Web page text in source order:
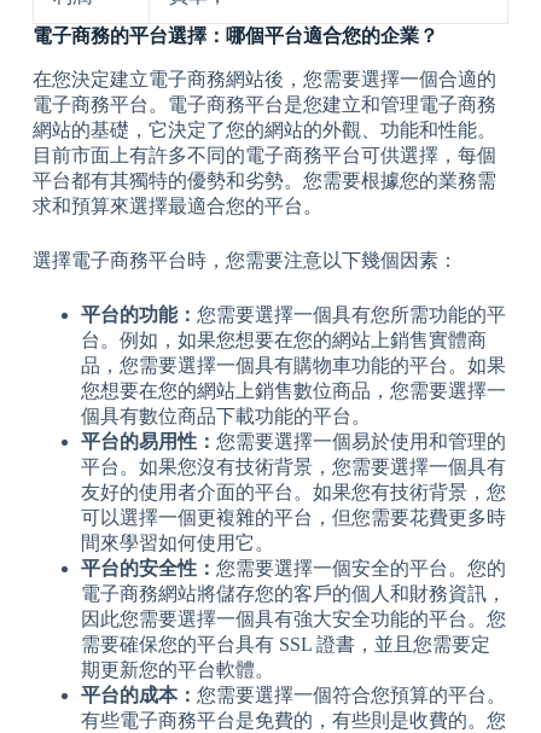
電子商務的平台選擇：哪個平台適合您的企業？
在您決定建立電子商務網站後，您需要選擇一個合適的
電子商務平台。電子商務平台是您建立和管理電子商務
網站的基礎，它決定了您的網站的外觀、功能和性能。
目前市面上有許多不同的電子商務平台可供選擇，每個
平台都有其獨特的優勢和劣勢。您需要根據您的業務需
求和預算來選擇最適合您的平台。
選擇電子商務平台時，您需要注意以下幾個因素：
平台的功能： 您需要選擇一個具有您所需功能的平
台。例如，如果您想要在您的網站上銷售實體商
品，您需要選擇一個具有購物車功能的平台。如果
您想要在您的網站上銷售數位商品，您需要選擇一
個具有數位商品下載功能的平台。
平台的易用性： 您需要選擇一個易於使用和管理的
平台。如果您沒有技術背景，您需要選擇一個具有
友好的使用者介面的平台。如果您有技術背景，您
可以選擇一個更複雜的平台，但您需要花費更多時
間來學習如何使用它。
平台的安全性： 您需要選擇一個安全的平台。您的
電子商務網站將儲存您的客戶的個人和財務資訊，
因此您需要選擇一個具有強大安全功能的平台。您
需要確保您的平台具有 SSL 證書，並且您需要定
期更新您的平台軟體。
平台的成本： 您需要選擇一個符合您預算的平台。
有些電子商務平台是免費的，有些則是收費的。您